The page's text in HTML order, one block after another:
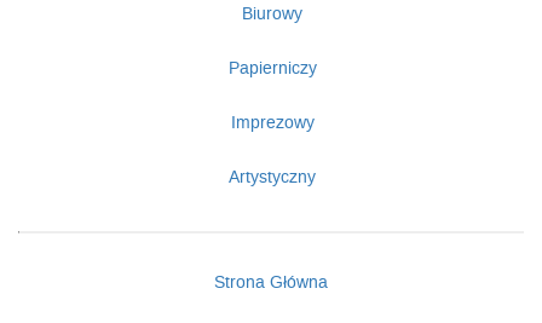
Biurowy
Papierniczy
Imprezowy
Artystyczny
Strona Główna